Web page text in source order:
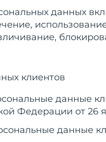
данных
клиентов
данные
Федерации от 26
данные